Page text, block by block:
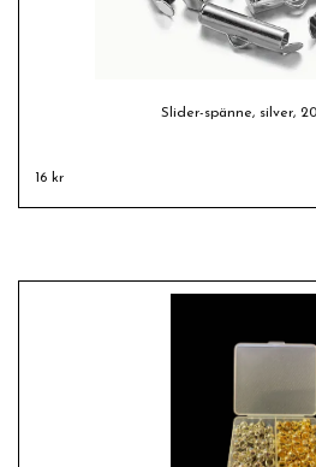
Slider-spänne, silver,
16 kr